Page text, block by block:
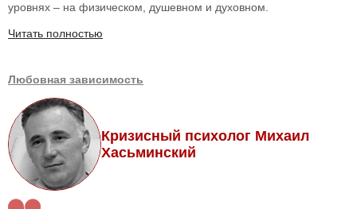
уровнях – на физическом, душевном и духовном.
Читать полностью
Любовная зависимость
Кризисный психолог Михаил
Хасьминский